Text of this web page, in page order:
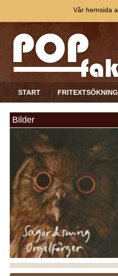
START FRITEXTSÖKNING
Bilder
Vår hemsida